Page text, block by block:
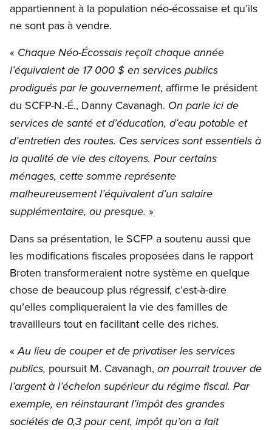
appartiennent à la population néo-écossaise et qu’ils
ne sont pas à vendre.
« Chaque Néo-Écossais reçoit chaque année
l’équivalent de 17 000 $ en services publics
prodigués par le gouvernement, affirme le président
du SCFP-N.-É., Danny Cavanagh. On parle ici de
services de santé et d’éducation, d’eau potable et
d’entretien des routes. Ces services sont essentiels à
la qualité de vie des citoyens. Pour certains
ménages, cette somme représente
malheureusement l’équivalent d’un salaire
supplémentaire, ou presque. »
Dans sa présentation, le SCFP a soutenu aussi que
les modifications fiscales proposées dans le rapport
Broten transformeraient notre système en quelque
chose de beaucoup plus régressif, c’est-à-dire
qu’elles compliqueraient la vie des familles de
travailleurs tout en facilitant celle des riches.
«Au lieu de couper et de privatiser les services
publics, poursuit M. Cavanagh, on pourrait trouver de
l’argent à l’échelon supérieur du régime fiscal. Par
exemple, en réinstaurant l’impôt des grandes
sociétés de 0,3 pour cent, impôt qu’on a fait